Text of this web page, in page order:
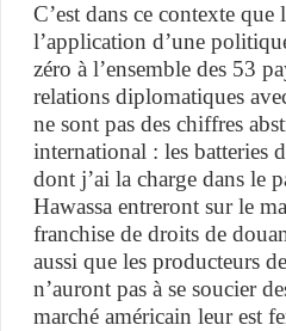
C’est dans ce contexte
l’application d’une
zéro à l’ensemble des 53
relations diplomatiques
ne sont pas des chiffres
international : les batteries
dont j’ai la charge dans le
Hawassa entreront sur le
franchise de droits de
aussi que les producteurs
n’auront pas à se soucier
marché américain leur est